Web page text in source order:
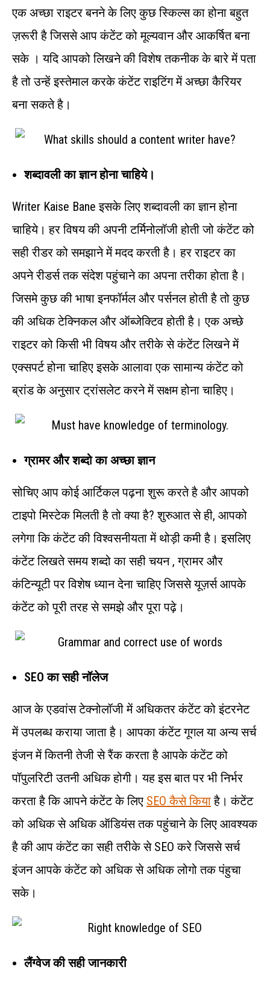
एक अच्छा राइटर बनने के लिए कुछ स्किल्स का होना बहुत
ज़रूरी है जिससे आप कंटेंट को मूल्यवान और आकर्षित बना
सके । यदि आपको लिखने की विशेष तकनीक के बारे में पता
है तो उन्हें इस्तेमाल करके कंटेंट राइटिंग में अच्छा कैरियर
बना सकते है।
शब्दावली का ज्ञान होना चाहिये।
Writer Kaise Bane इसके लिए शब्दावली का ज्ञान होना
चाहिये। हर विषय की अपनी टर्मिनोलॉजी होती जो कंटेंट को
सही रीडर को समझाने में मदद करती है। हर राइटर का
अपने रीडर्स तक संदेश पहुंचाने का अपना तरीका होता है।
जिसमे कुछ की भाषा इनफॉर्मल और पर्सनल होती है तो कुछ
की अधिक टेक्निकल और ऑब्जेक्टिव होती है। एक अच्छे
राइटर को किसी भी विषय और तरीके से कंटेंट लिखने में
एक्सपर्ट होना चाहिए इसके आलावा एक सामान्य कंटेंट को
ब्रांड के अनुसार ट्रांसलेट करने में सक्षम होना चाहिए।
ग्रामर और शब्दो का अच्छा ज्ञान
सोचिए आप कोई आर्टिकल पढ़ना शुरू करते है और आपको
टाइपो मिस्टेक मिलती है तो क्या है? शुरुआत से ही, आपको
लगेगा कि कंटेंट की विश्वसनीयता में थोड़ी कमी है। इसलिए
कंटेंट लिखते समय शब्दो का सही चयन , ग्रामर और
कंटिन्यूटी पर विशेष ध्यान देना चाहिए जिससे यूज़र्स आपके
कंटेंट को पूरी तरह से समझे और पूरा पढ़े।
SEO का सही नॉलेज
आज के एडवांस टेक्नोलॉजी में अधिकतर कंटेंट को इंटरनेट
में उपलब्ध कराया जाता है। आपका कंटेंट गूगल या अन्य सर्च
इंजन में कितनी तेजी से रैंक करता है आपके कंटेंट को
पॉपुलरिटी उतनी अधिक होगी। यह इस बात पर भी निर्भर
करता है कि आपने कंटेंट के लिए SEO कैसे कियाहै। कंटेंट
को अधिक से अधिक ऑडियंस तक पहुंचाने के लिए आवश्यक
है की आप कंटेंट का सही तरीके से SEO करे जिससे सर्च
इंजन आपके कंटेंट को अधिक से अधिक लोगो तक पंहुचा
सके।
लैंग्वेज की सही जानकारी